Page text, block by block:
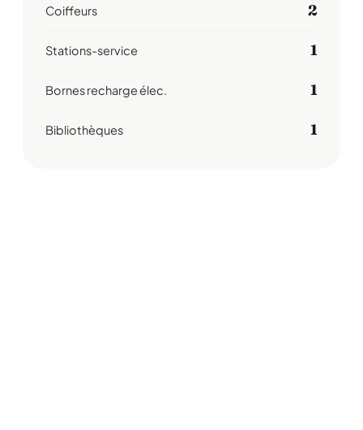
Coiffeurs 2
Stations-service 1
Bornes recharge élec. 1
Bibliothèques 1